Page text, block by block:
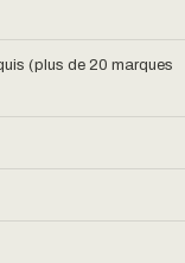
(plus de 20 marques